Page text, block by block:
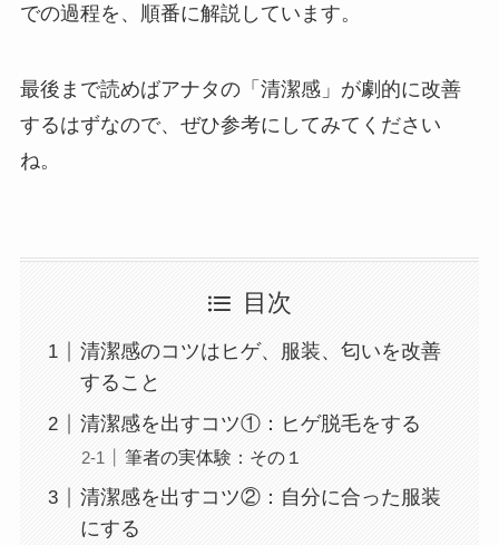
での過程を、順番に解説しています。
最後まで読めばアナタの「清潔感」が劇的に改善
するはずなので、ぜひ参考にしてみてください
ね。
目次
清潔感のコツはヒゲ、服装、匂いを改善
すること
清潔感を出すコツ①：ヒゲ脱毛をする
筆者の実体験：その１
清潔感を出すコツ②：自分に合った服装
にする